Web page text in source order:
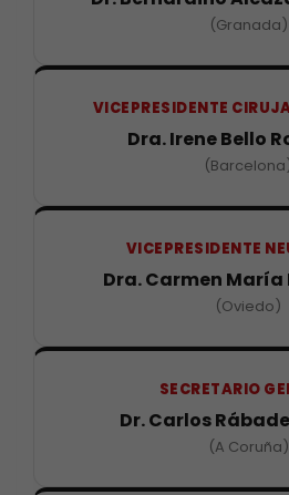
(Granada)
VICEPRESIDENTE
Dra. Irene Bello
VICEPRESIDENTE
Dra. Carmen María
(Oviedo)
SECRETARIO
Dr. Carlos
(A Coruña)